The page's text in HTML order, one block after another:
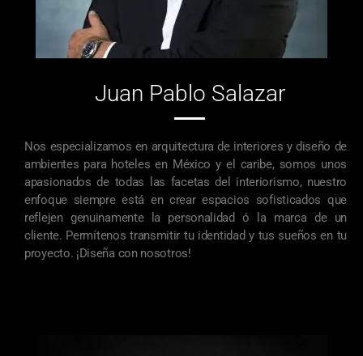
Juan Pablo Salazar
Nos especializamos en arquitectura de interiores y diseño de
ambientes para hoteles en México y el caribe, somos unos
apasionados de todas las facetas del interiorismo, nuestro
enfoque siempre está en crear espacios sofisticados que
reflejen genuinamente la personalidad ó la marca de un
cliente. Permítenos transmitir tu identidad y tus sueños en tu
proyecto. ¡Diseña con nosotros!